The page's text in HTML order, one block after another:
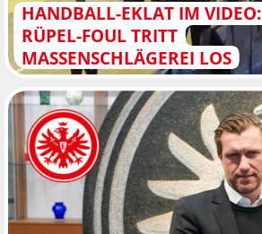
HANDBALL-EKLAT IM VIDEO:
RÜPEL-FOUL TRITT
MASSENSCHLÄGEREI LOS